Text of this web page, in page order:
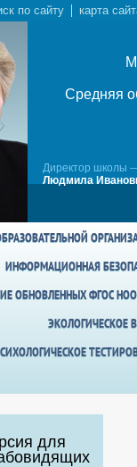
по сайту карта
Средняя
Директор школы
Людмила
ИНФОРМАЦИОННАЯ
ОБНОВЛЕННЫХ ФГОС
ЭКОЛОГИЧЕСКОЕ
для